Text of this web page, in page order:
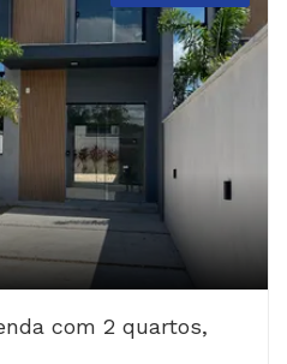
com 2 quartos,